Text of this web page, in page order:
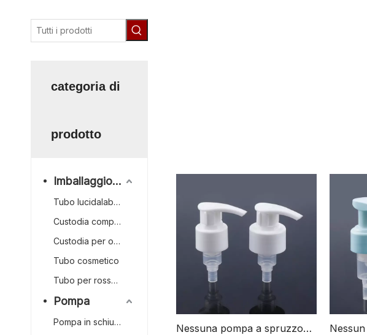
categoria di
prodotto
Imballaggio cosmetico
Tubo lucidalabbra
Custodia compatta
Custodia per ombretti
Tubo cosmetico
Tubo per rossetto
Pompa
Pompa in schiuma
Nessuna pompa a spruzzo